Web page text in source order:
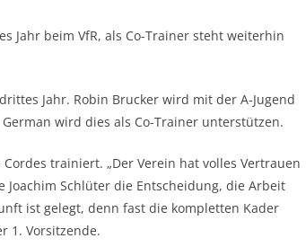
Jahr beim VfR, als Co-Trainer steht weiterhin
Jahr. Robin Brucker wird mit der A-Jugend
wird dies als Co-Trainer unterstützen.
trainiert. „Der Verein hat volles Vertrauen
Schlüter die Entscheidung, die Arbeit
ist gelegt, denn fast die kompletten Kader
1. Vorsitzende.